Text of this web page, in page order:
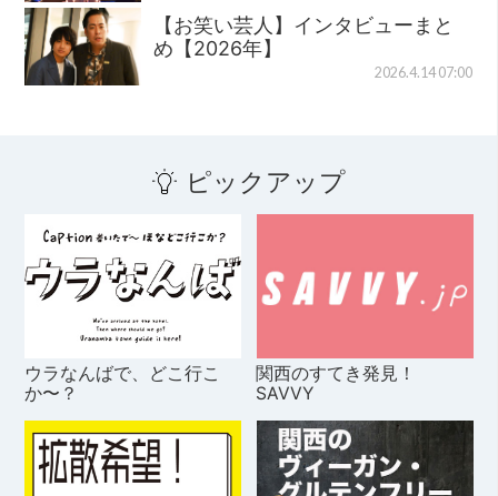
【お笑い芸人】インタビューまと
め【2026年】
2026.4.14 07:00
ピックアップ
ウラなんばで、どこ行こ
か〜？
関西のすてき発見！
SAVVY